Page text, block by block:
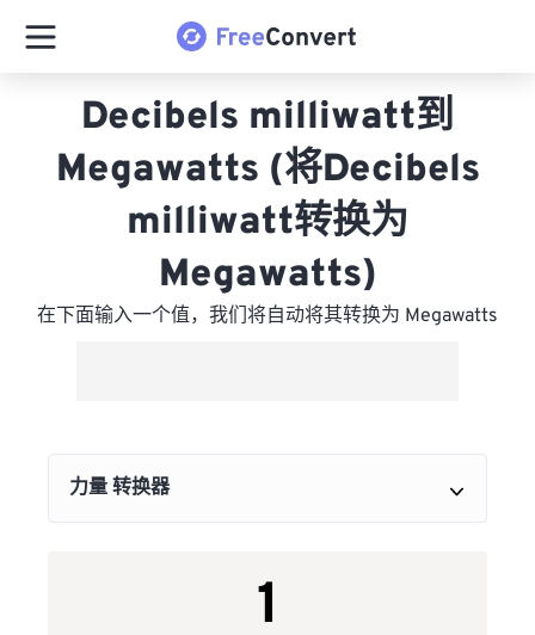
Decibels milliwatt到
Megawatts (将Decibels
milliwatt转换为
Megawatts)
在下面输入一个值，我们将自动将其转换为 Megawatts